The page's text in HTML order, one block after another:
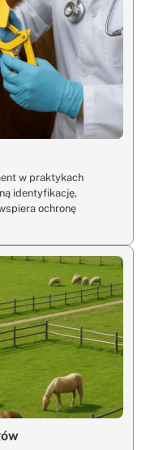
w praktykach
identyfikację,
ochronę